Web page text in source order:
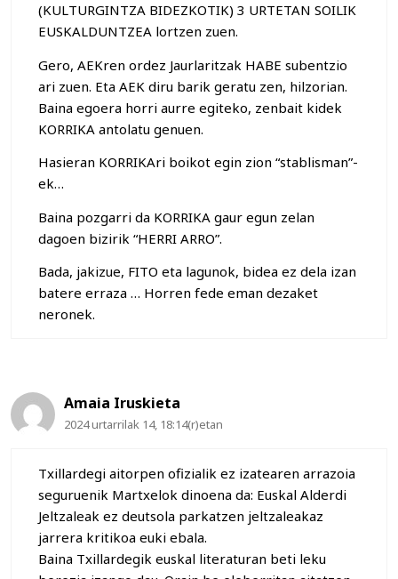
(KULTURGINTZA BIDEZKOTIK) 3 URTETAN SOILIK
EUSKALDUNTZEA lortzen zuen.
Gero, AEKren ordez Jaurlaritzak HABE subentzio
ari zuen. Eta AEK diru barik geratu zen, hilzorian.
Baina egoera horri aurre egiteko, zenbait kidek
KORRIKA antolatu genuen.
Hasieran KORRIKAri boikot egin zion “stablisman”-
ek…
Baina pozgarri da KORRIKA gaur egun zelan
dagoen bizirik “HERRI ARRO”.
Bada, jakizue, FITO eta lagunok, bidea ez dela izan
batere erraza … Horren fede eman dezaket
neronek.
Amaia Iruskieta
2024 urtarrilak 14, 18:14(r)etan
Txillardegi aitorpen ofizialik ez izatearen arrazoia
seguruenik Martxelok dinoena da: Euskal Alderdi
Jeltzaleak ez deutsola parkatzen jeltzaleakaz
jarrera kritikoa euki ebala.
Baina Txillardegik euskal literaturan beti leku